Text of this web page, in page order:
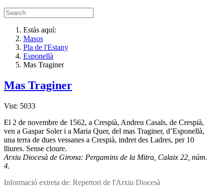
Estàs aquí:
Masos
Pla de l'Estany
Esponellà
Mas Traginer
Mas Traginer
Vist: 5033
El 2 de novembre de 1562, a Crespià, Andreu Casals, de Crespià,
ven a Gaspar Soler i a Maria Quer, del mas Traginer, d’Esponellà,
una terra de dues vessanes a Crespià, indret des Ladres, per 10
lliures. Sense cloure.
Arxiu Diocesà de Girona: Pergamins de la Mitra, Calaix 22, núm.
4.
Informació extreta de: Repertori de l'Arxiu Diocesà